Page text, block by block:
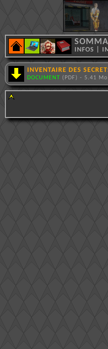
INFOS
INVENTAIRE DES
DOCUMENT (PDF) - 5.41